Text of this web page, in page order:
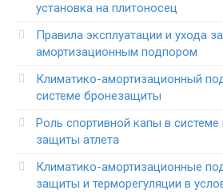
установка на плитоносец
Правила эксплуатации и ухода
амортизационным подпором
Климатико-амортизационный
системе бронезащиты
Роль спортивной капы в
защиты атлета
Климатико-амортизационные
защиты и терморегуляции в